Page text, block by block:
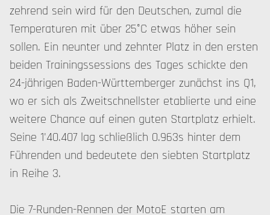
zehrend sein wird für den Deutschen, zumal die
Temperaturen mit über 25°C etwas höher sein
sollen. Ein neunter und zehnter Platz in den ersten
beiden Trainingssessions des Tages schickte den
24-jährigen Baden-Württemberger zunächst ins Q1,
wo er sich als Zweitschnellster etablierte und eine
weitere Chance auf einen guten Startplatz erhielt.
Seine 1'40.407 lag schließlich 0.963s hinter dem
Führenden und bedeutete den siebten Startplatz
in Reihe 3.
Die 7-Runden-Rennen der MotoE starten am